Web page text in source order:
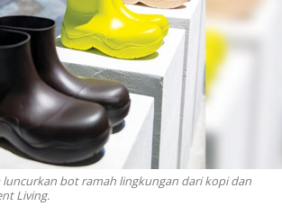
bot ramah lingkungan dari kopi dan
Living.